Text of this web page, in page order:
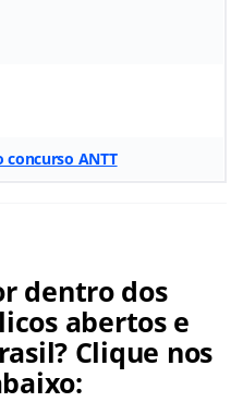
concurso ANTT
dentro dos
abertos e
Clique nos